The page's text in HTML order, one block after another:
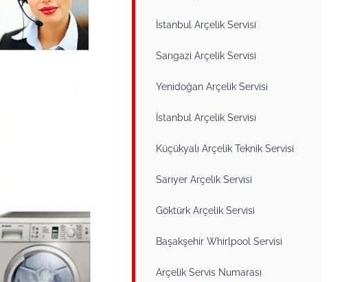
İstanbul Arçelik Servisi
Sarıgazi Arçelik Servisi
Yenidoğan Arçelik Servisi
İstanbul Arçelik Servisi
Küçükyalı Arçelik Teknik Servisi
Sarıyer Arçelik Servisi
Göktürk Arçelik Servisi
Başakşehir Whirlpool Servisi
Arçelik Servis Numarası